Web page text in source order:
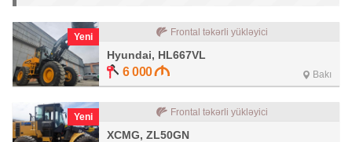
Yeni Frontal təkərli yükləyici
Hyundai, HL667VL
6 000 Bakı
Yeni Frontal təkərli yükləyici
XCMG, ZL50GN